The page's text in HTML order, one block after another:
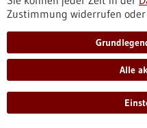
Pressemitteilung -
Ein Alarmsignal mit
Chronischer
und macht Tumoren
Immuntherapie
Ein zentraler molekularer
Zustimmung widerrufen oder
Alle